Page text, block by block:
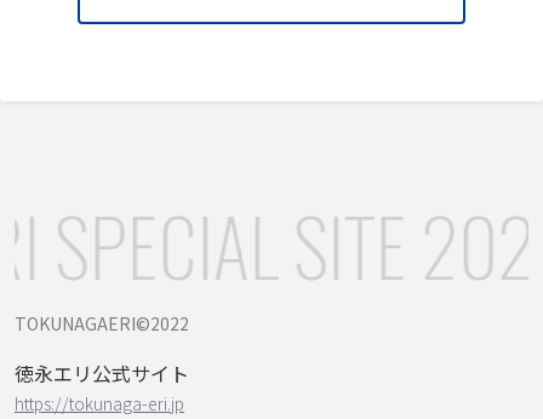
SPECIAL SITE
TOKUNAGAERI©️2022
徳永エリ公式サイト
https://tokunaga-eri.jp